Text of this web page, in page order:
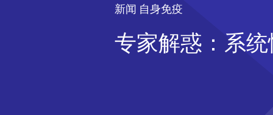
新闻 自身免疫
专家解惑：系